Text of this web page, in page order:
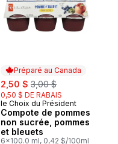
Préparé au Canada
sale:
2,50 $ , formerly:
3,00 $
0,50 $ DE RABAIS
Préparé au Canada
le Choix du Président
Compote de pommes
non sucrée, pommes
et bleuets
6x100.0 ml, 0,42 $/100ml